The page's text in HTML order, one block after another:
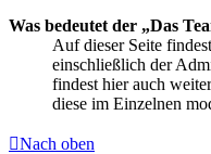
Was bedeutet der „Das
Auf dieser Seite
einschließlich der
findest hier auch
diese im Einzelnen
Nach oben